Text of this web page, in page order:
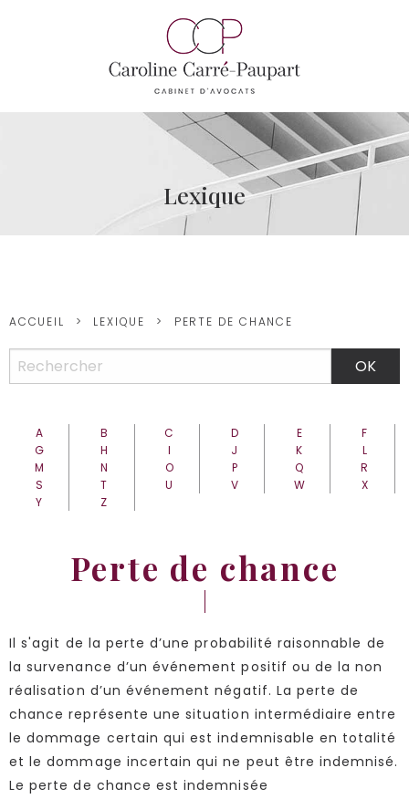
Lexique
ACCUEIL LEXIQUE PERTE DE CHANCE
A B C D E
F
G
H I J K
L
M
N O P Q
R
S
T U V W
X
Y
Z
Perte de chance
Il s'agit de la perte d’une probabilité raisonnable de
la survenance d’un événement positif ou de la non
réalisation d’un événement négatif. La perte de
chance représente une situation intermédiaire entre
le dommage certain qui est indemnisable en totalité
et le dommage incertain qui ne peut être indemnisé.
Le perte de chance est indemnisée